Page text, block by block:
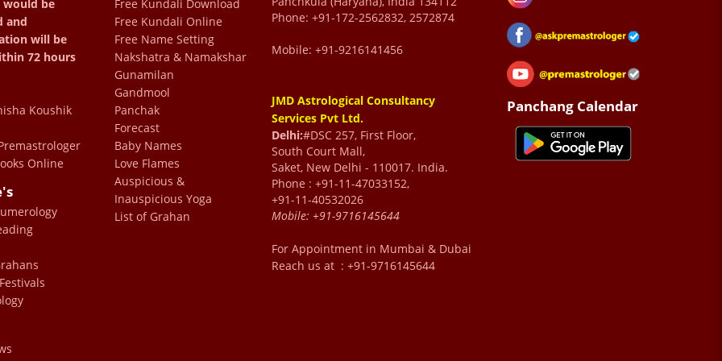
. I am in touch
he not only gives
enriched with his life
without any hassle.
too are there to make
greetings , demeanor
recommend him as
life . Jai Mata Di
associated with Dr
every time I
with one and
in oneself and
would be
and
will be
72 hours
Koushik
Online
Free Kundali Download
Free Kundali Online
Free Name Setting
Nakshatra & Namakshar
Gunamilan
Gandmool
Panchak
Forecast
Baby Names
Love Flames
Auspicious &
Inauspicious Yoga
List of Grahan
Phone: +91-172-2562832, 2572874
Mobile: +91-9216141456
JMD Astrological Consultancy
Services Pvt Ltd.
Delhi:#DSC 257, First Floor,
South Court Mall,
Saket, New Delhi - 110017. India.
Phone : +91-11-47033152,
+91-11-40532026
Mobile: +91-9716145644
For Appointment in Mumbai & Dubai
Reach us at : +91-9716145644
Panchang Calendar